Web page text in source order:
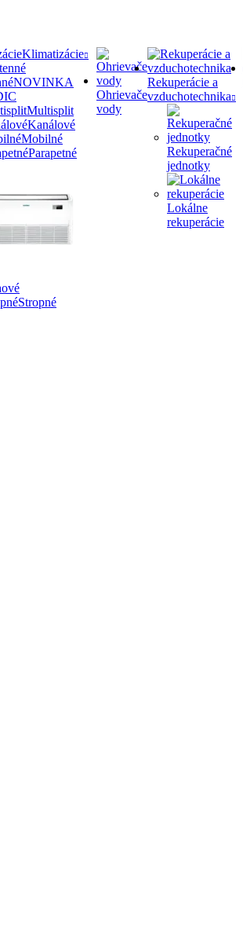
Klimatizácie
NOVINKA
Multisplit
Kanálové
Mobilné
Parapetné
Stropné
Ohrievače
vody
Rekuperácie a
vzduchotechnika
Rekuperačné
jednotky
Lokálne
rekuperácie